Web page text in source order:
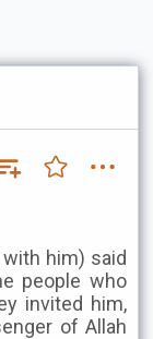
him) said
people who
invited him,
of Allah